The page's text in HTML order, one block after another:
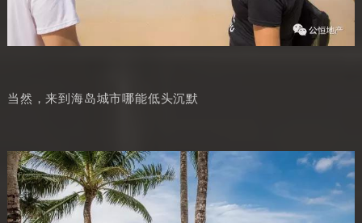
当然，来到海岛城市哪能低头沉默